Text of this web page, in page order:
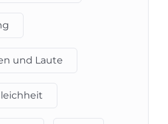
und Laute